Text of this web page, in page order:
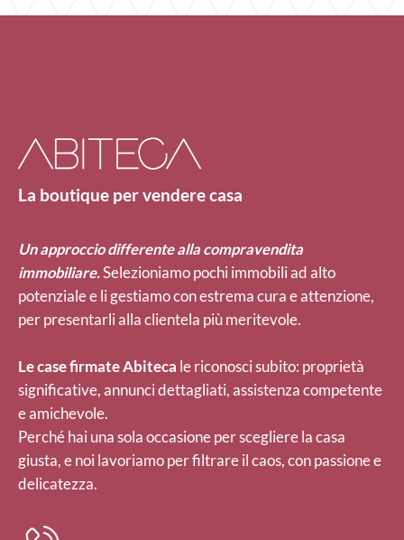
La boutique per vendere casa
Un approccio differente alla compravendita
immobiliare.Selezioniamo pochi immobili ad alto
potenziale e li gestiamo con estrema cura e attenzione,
per presentarli alla clientela più meritevole.
Le case firmate Abiteca le riconosci subito: proprietà
significative, annunci dettagliati, assistenza competente
e amichevole.
Perché hai una sola occasione per scegliere la casa
giusta, e noi lavoriamo per filtrare il caos, con passione e
delicatezza.